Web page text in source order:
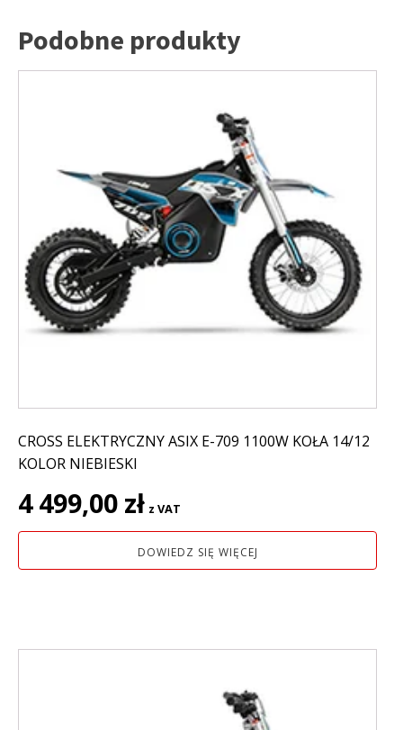
Podobne produkty
CROSS ELEKTRYCZNY ASIX E-709 1100W KOŁA 14/12
KOLOR NIEBIESKI
4 499,00 zł z VAT
DOWIEDZ SIĘ WIĘCEJ